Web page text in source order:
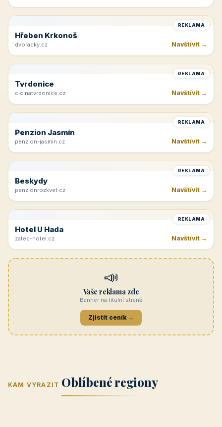
REKLAMA
Hřeben Krkonoš
dvoracky.cz Navštívit →
Tvrdonice
cicinatvrdonice.cz Navštívit →
REKLAMA